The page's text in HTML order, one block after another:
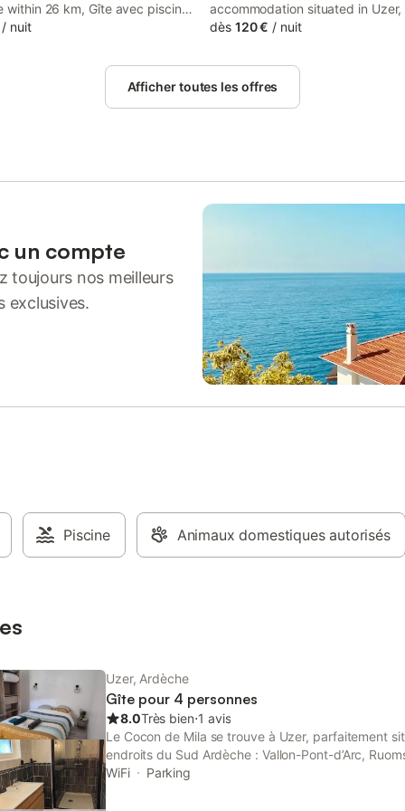
within 26 km, Gîte avec piscine
- Lou Quieou provides
/ nuit
accommodation situated in Uzer,
from Ardeche Gorges and 21 km
home has a private pool, a garden,
barbecue facilities, free WiFi and
dès 120 € / nuit
Afficher toutes les offres
un compte
toujours nos meilleurs
exclusives.
Piscine Animaux domestiques autorisés
Uzer, Ardèche
Gîte pour 4 personnes
8.0Très bien⋅1 avis
Le Cocon de Mila se trouve à Uzer, parfaitement
endroits du Sud Ardèche : Vallon-Pont-d’Arc,
Largentière, Balazuc, Vogüé, Joyeuse, Valgorge,
WiFi Parking